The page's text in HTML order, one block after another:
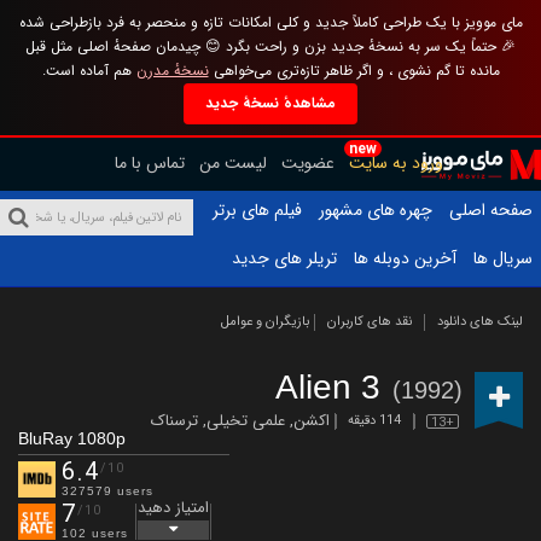
مای موویز با یک طراحی کاملاً جدید و کلی امکانات تازه و منحصر به فرد بازطراحی شده
🎉 حتماً یک سر به نسخهٔ جدید بزن و راحت بگرد 😊 چیدمان صفحهٔ اصلی مثل قبل
مانده تا گم نشوی ، و اگر ظاهر تازه‌تری می‌خواهینسخهٔ مدرن هم آماده است.
مشاهدهٔ نسخهٔ جدید
new
ورود به سایت عضویت لیست من تماس با ما
صفحه اصلی
چهره های مشهور
فیلم های برتر
سریال ها
آخرین دوبله ها تریلر های جدید
لینک های دانلود نقد های کاربران بازیگران و عوامل
Alien 3 (1992)
13+ 114 دقیقه اکشن,علمی تخیلی,ترسناک
BluRay 1080p
6.4/10
327579 users
7/10
102 users
امتیاز دهید